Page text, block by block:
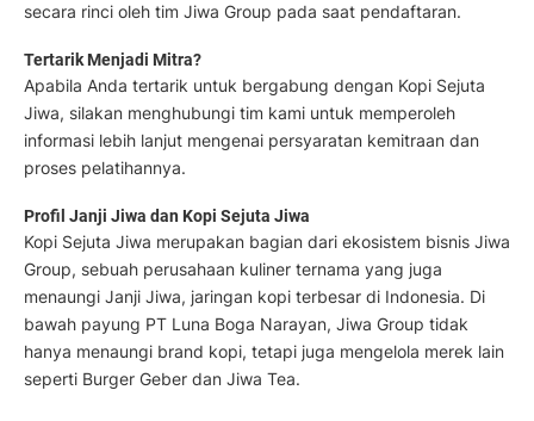
secara rinci oleh tim Jiwa Group pada saat pendaftaran.
Tertarik Menjadi Mitra?
Apabila Anda tertarik untuk bergabung dengan Kopi Sejuta
Jiwa, silakan menghubungi tim kami untuk memperoleh
informasi lebih lanjut mengenai persyaratan kemitraan dan
proses pelatihannya.
Profil Janji Jiwa dan Kopi Sejuta Jiwa
Kopi Sejuta Jiwa merupakan bagian dari ekosistem bisnis Jiwa
Group, sebuah perusahaan kuliner ternama yang juga
menaungi Janji Jiwa, jaringan kopi terbesar di Indonesia. Di
bawah payung PT Luna Boga Narayan, Jiwa Group tidak
hanya menaungi brand kopi, tetapi juga mengelola merek lain
seperti Burger Geber dan Jiwa Tea.